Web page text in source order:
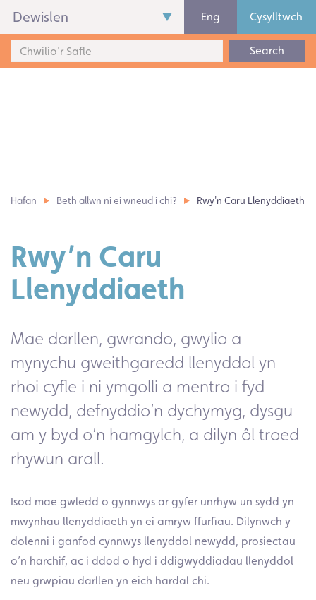
Dewislen Eng Cysylltwch
Search
Hafan Beth allwn ni ei wneud i chi? Rwy'n Caru Llenyddiaeth
Rwy’n Caru
Llenyddiaeth
Mae darllen, gwrando, gwylio a
mynychu gweithgaredd llenyddol yn
rhoi cyfle i ni ymgolli a mentro i fyd
newydd, defnyddio’n dychymyg, dysgu
am y byd o’n hamgylch, a dilyn ôl troed
rhywun arall.
Isod mae gwledd o gynnwys ar gyfer unrhyw un sydd yn
mwynhau llenyddiaeth yn ei amryw ffurfiau. Dilynwch y
dolenni i ganfod cynnwys llenyddol newydd, prosiectau
o’n harchif, ac i ddod o hyd i ddigwyddiadau llenyddol
neu grwpiau darllen yn eich hardal chi.